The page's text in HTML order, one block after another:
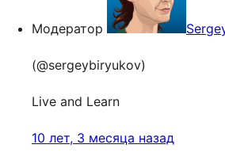
Модератор
(@sergeybiryukov)
Live and Learn
10 лет, 3 месяца назад